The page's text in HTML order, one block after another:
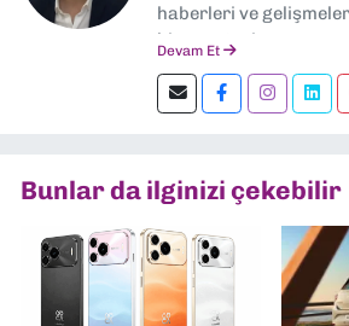
haberleri ve
bir gazeteci ve
en çok ilgi duyduğum
Dokuzeylul.com’da
İzmir’den teknoloji
yorumlarımı
🚀
Devam Et
Bunlar da ilginizi çekebilir